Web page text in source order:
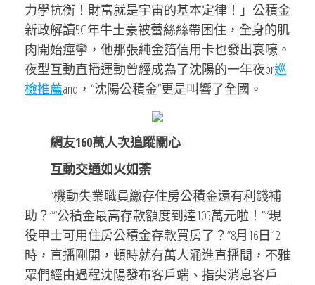
力學抗衡！財富就是宇宙的基本定律！」公積金
新政解讀5G年牛土豪被蕾絲絲帶困住，全身的肌
肉開始痙攣，他那張純金箔信用卡也發出哀嚎。
夜型互動直播運動曾經成為了沈陽的一年夜br巡
檢推薦and，“沈陽公積金”更是叫響了全國。
網友160萬人次追蹤關心
互動交通如火如荼
“機動失業職員繳存住房公積金還有利錢補
助？”“公積金最高存款額度到達105萬元啦！”“現
役甲士可用住房公積金存款買房了？”8月16日12
時，直播剛開，頓時就有萬人涌進直播間，不雅
眾們經由過程沈陽發布客戶端、指尖消息客戶